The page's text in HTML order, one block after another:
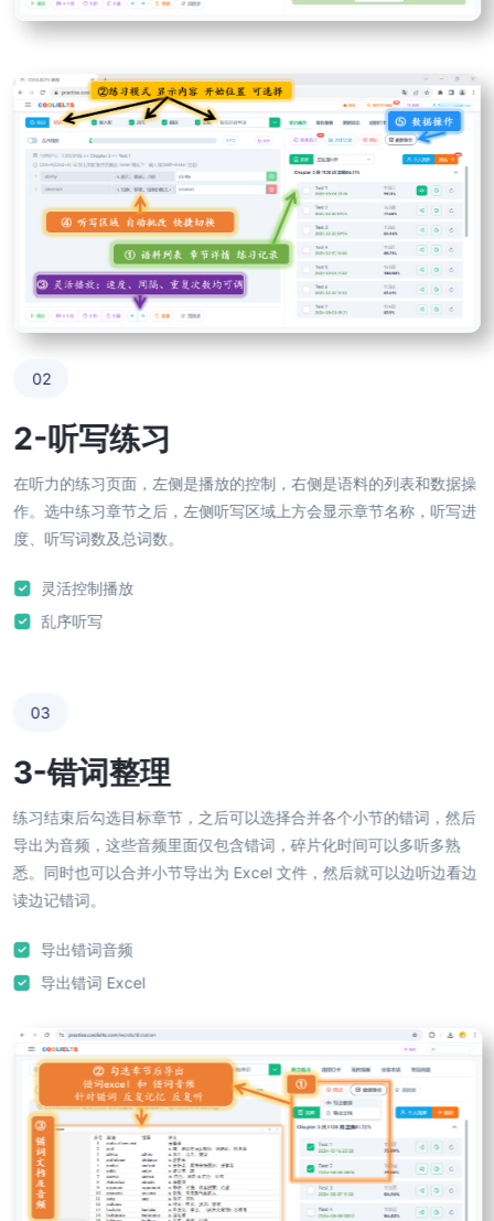
02
2-听写练习
在听力的练习页面，左侧是播放的控制，右侧是语料的列表和数据操
作。选中练习章节之后，左侧听写区域上方会显示章节名称，听写进
度、听写词数及总词数。
灵活控制播放
乱序听写
03
3-错词整理
练习结束后勾选目标章节，之后可以选择合并各个小节的错词，然后
导出为音频，这些音频里面仅包含错词，碎片化时间可以多听多熟
悉。同时也可以合并小节导出为 Excel 文件，然后就可以边听边看边
读边记错词。
导出错词音频
导出错词 Excel